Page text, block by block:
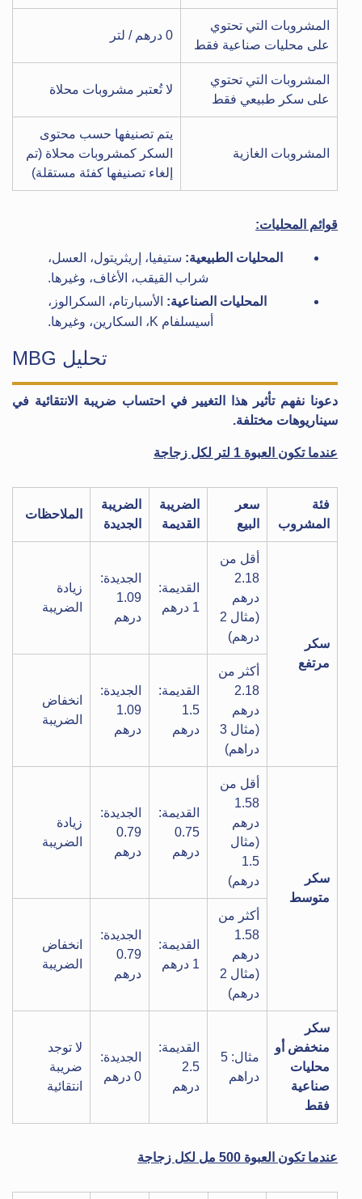
المشروبات التي تحتوي
على محليات صناعية فقط
0 درهم / لتر
المشروبات التي تحتوي
على سكر طبيعي فقط
لا تُعتبر مشروبات محلاة
المشروبات الغازية
يتم تصنيفها حسب محتوى
السكر كمشروبات محلاة (تم
إلغاء تصنيفها كفئة مستقلة)
قوائم المحليات:
المحليات الطبيعية: ستيفيا، إريثريتول، العسل،
شراب القيقب، الأغاف، وغيرها.
المحليات الصناعية: الأسبارتام، السكرالوز،
أسيسلفام K، السكارين، وغيرها.
تحليل MBG
دعونا نفهم تأثير هذا التغيير في احتساب ضريبة الانتقائية في
سيناريوهات مختلفة.
عندما تكون العبوة 1 لتر لكل زجاجة
فئة
المشروب
سعر
البيع
الضريبة
القديمة
الضريبة
الجديدة
الملاحظات
سكر
مرتفع
أقل من
2.18
درهم
(مثال 2
درهم)
القديمة:
1 درهم
الجديدة:
1.09
درهم
زيادة
الضريبة
أكثر من
2.18
درهم
(مثال 3
دراهم)
القديمة:
1.5
درهم
الجديدة:
1.09
درهم
انخفاض
الضريبة
سكر
متوسط
أقل من
1.58
درهم
(مثال
1.5
درهم)
القديمة:
0.75
درهم
الجديدة:
0.79
درهم
زيادة
الضريبة
أكثر من
1.58
درهم
(مثال 2
درهم)
القديمة:
1 درهم
الجديدة:
0.79
درهم
انخفاض
الضريبة
سكر
منخفض أو
محليات
صناعية
فقط
مثال: 5
دراهم
القديمة:
2.5
درهم
الجديدة:
0 درهم
لا توجد
ضريبة
انتقائية
عندما تكون العبوة 500 مل لكل زجاجة